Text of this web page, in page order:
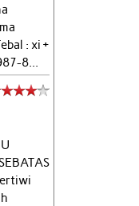
: xi +
8...